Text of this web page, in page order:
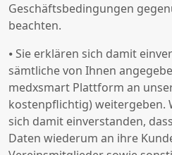
Geschäftsbedingungen
beachten.
⦁ Sie erklären sich damit
sämtliche von Ihnen
medxsmart Plattform an
kostenpflichtig) weitergeben.
sich damit einverstanden,
Daten wiederum an ihre